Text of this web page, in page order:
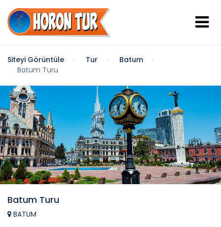
Siteyi Görüntüle Tur
Batum
Batum Turu
Batum Turu
BATUM